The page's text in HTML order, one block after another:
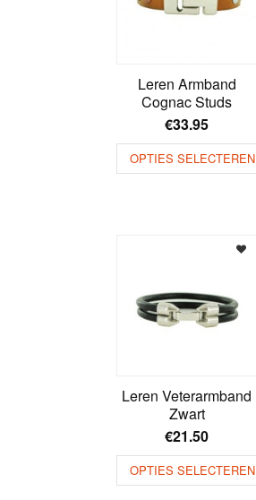
Leren Armband
Cognac Studs
€33.95
OPTIES SELECTEREN
Leren Veterarmband
Zwart
€21.50
OPTIES SELECTEREN